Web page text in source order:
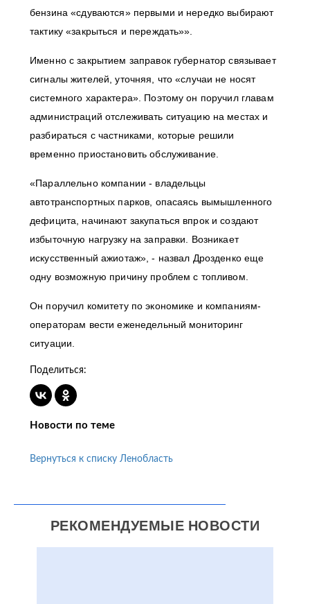
бензина «сдуваются» первыми и нередко выбирают
тактику «закрыться и переждать»».
Именно с закрытием заправок губернатор связывает
сигналы жителей, уточняя, что «случаи не носят
системного характера». Поэтому он поручил главам
администраций отслеживать ситуацию на местах и
разбираться с частниками, которые решили
временно приостановить обслуживание.
«Параллельно компании - владельцы
автотранспортных парков, опасаясь вымышленного
дефицита, начинают закупаться впрок и создают
избыточную нагрузку на заправки. Возникает
искусственный ажиотаж», - назвал Дрозденко еще
одну возможную причину проблем с топливом.
Он поручил комитету по экономике и компаниям-
операторам вести еженедельный мониторинг
ситуации.
Поделиться:
Новости по теме
Вернуться к списку Ленобласть
РЕКОМЕНДУЕМЫЕ НОВОСТИ